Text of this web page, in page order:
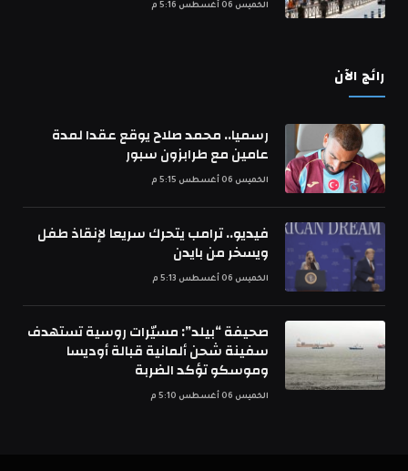
الخميس 06 أغسطس 5:16 م
رائج الآن
رسميا.. محمد صلاح يوقع عقدا لمدة
عامين مع طرابزون سبور
الخميس 06 أغسطس 5:15 م
فيديو.. ترامب يتحرك سريعا لإنقاذ طفل
ويسخر من بايدن
الخميس 06 أغسطس 5:13 م
صحيفة “بيلد”: مسيّرات روسية تستهدف
سفينة شحن ألمانية قبالة أوديسا
وموسكو تؤكد الضربة
الخميس 06 أغسطس 5:10 م